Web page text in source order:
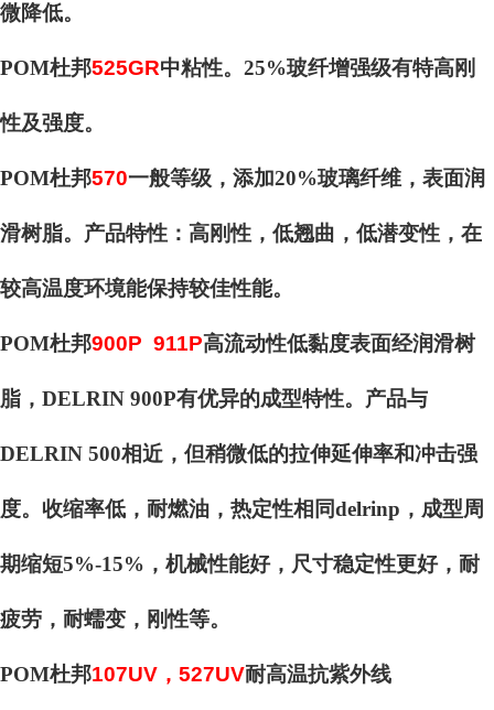
微降低。
POM杜邦525GR中粘性。25%玻纤增强级有特高刚
性及强度。
POM杜邦570一般等级，添加20%玻璃纤维，表面润
滑树脂。产品特性：高刚性，低翘曲，低潜变性，在
较高温度环境能保持较佳性能。
POM杜邦900P 911P高流动性低黏度表面经润滑树
脂，DELRIN 900P有优异的成型特性。产品与
DELRIN 500相近，但稍微低的拉伸延伸率和冲击强
度。收缩率低，耐燃油，热定性相同delrinp，成型周
期缩短5%-15%，机械性能好，尺寸稳定性更好，耐
疲劳，耐蠕变，刚性等。
POM杜邦107UV，527UV耐高温抗紫外线